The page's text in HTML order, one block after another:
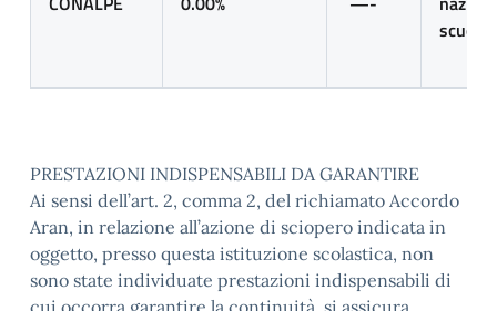
scuola
PRESTAZIONI INDISPENSABILI DA GARANTIRE
Ai sensi dell’art. 2, comma 2, del richiamato Accordo
Aran, in relazione all’azione di sciopero indicata in
oggetto, presso questa istituzione scolastica, non
sono state individuate prestazioni indispensabili di
cui occorra garantire la continuità, si assicura